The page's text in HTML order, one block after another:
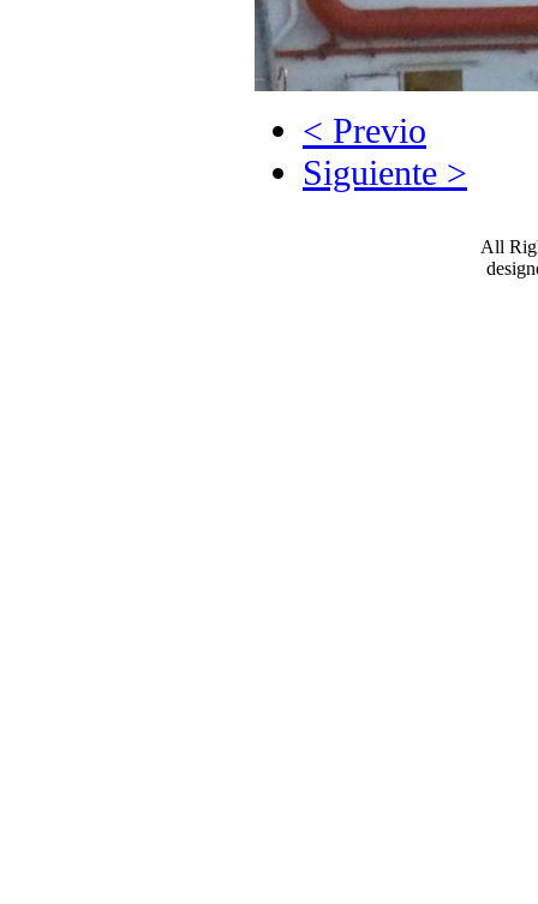
< Previo
Siguiente >
All